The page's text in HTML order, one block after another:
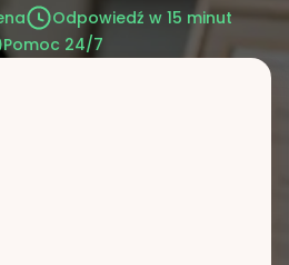
Odpowiedź w 15 minut
Pomoc 24/7